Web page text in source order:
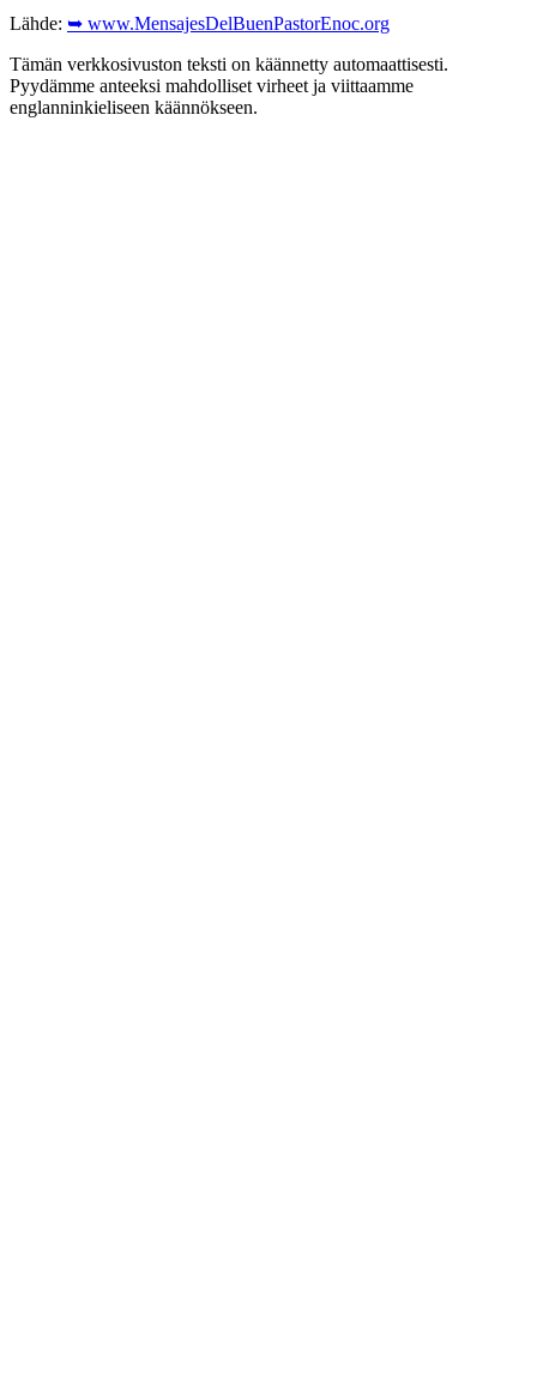
Lähde: ➥ www.MensajesDelBuenPastorEnoc.org
Tämän verkkosivuston teksti on käännetty automaattisesti.
Pyydämme anteeksi mahdolliset virheet ja viittaamme
englanninkieliseen käännökseen.